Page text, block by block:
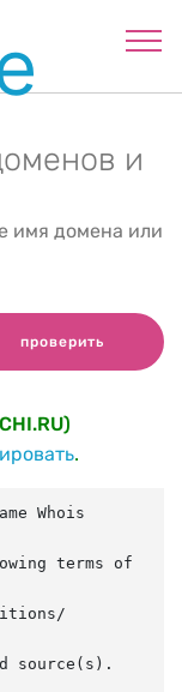
и
имя домена или
проверить
.
Whois
terms of
source(s).